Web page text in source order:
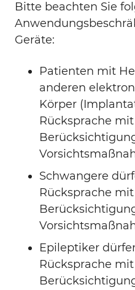
Bitte beachten Sie
Geräte:
Patienten mit
anderen
Körper
Rücksprache
Schwangere
Rücksprache
Epileptiker
Rücksprache